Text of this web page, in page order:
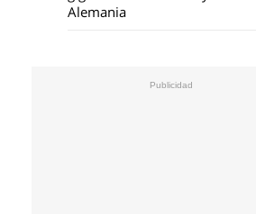
Alemania